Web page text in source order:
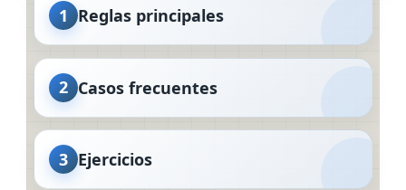
1 Reglas principales
2 Casos frecuentes
3 Ejercicios